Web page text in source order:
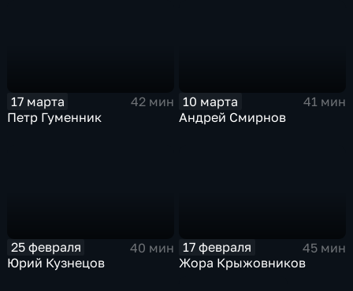
17 марта
42 мин
Петр Гуменник
10 марта
41 мин
Андрей Смирнов
25 февраля
40 мин
Юрий Кузнецов
17 февраля
45 мин
Жора Крыжовников